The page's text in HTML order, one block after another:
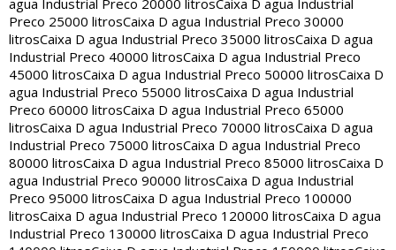
agua Industrial Preco 20000 litrosCaixa D agua Industrial
Preco 25000 litrosCaixa D agua Industrial Preco 30000
litrosCaixa D agua Industrial Preco 35000 litrosCaixa D agua
Industrial Preco 40000 litrosCaixa D agua Industrial Preco
45000 litrosCaixa D agua Industrial Preco 50000 litrosCaixa D
agua Industrial Preco 55000 litrosCaixa D agua Industrial
Preco 60000 litrosCaixa D agua Industrial Preco 65000
litrosCaixa D agua Industrial Preco 70000 litrosCaixa D agua
Industrial Preco 75000 litrosCaixa D agua Industrial Preco
80000 litrosCaixa D agua Industrial Preco 85000 litrosCaixa D
agua Industrial Preco 90000 litrosCaixa D agua Industrial
Preco 95000 litrosCaixa D agua Industrial Preco 100000
litrosCaixa D agua Industrial Preco 120000 litrosCaixa D agua
Industrial Preco 130000 litrosCaixa D agua Industrial Preco